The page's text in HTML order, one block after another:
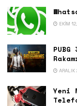
EKIM
ARALIK
Yeni